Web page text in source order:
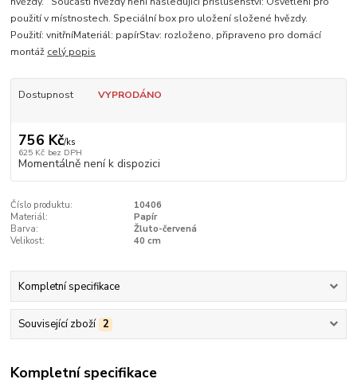
použití v místnostech. Speciální box pro uložení složené hvězdy.
Použití: vnitřníMateriál: papírStav: rozloženo, připraveno pro domácí
montáž celý popis
Dostupnost VYPRODÁNO
756 Kč/ks
625 Kč bez DPH
Momentálně není k dispozici
Číslo produktu:
10406
Materiál:
Papír
Barva:
Žluto-červená
Velikost:
40 cm
Kompletní specifikace
Související zboží 2
Kompletní specifikace